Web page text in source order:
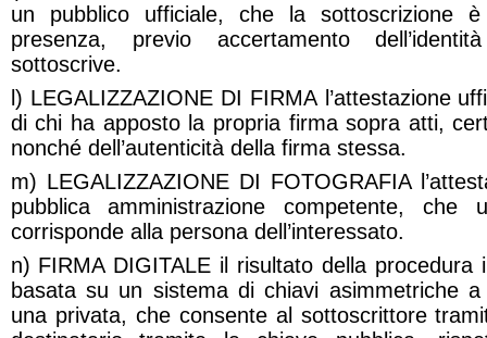
un pubblico ufficiale,
che la sottoscrizione
presenza, previo accertamento
sottoscrive.
l) LEGALIZZAZIONE DI FIRMA l’attestazione
di chi ha apposto la propria firma sopra atti,
nonché dell’autenticità della firma stessa.
m) LEGALIZZAZIONE DI FOTOGRAFIA
pubblica amministrazione competente, che
corrisponde alla persona dell’interessato.
n) FIRMA DIGITALE il risultato della procedura
basata su un sistema di chiavi asimmetriche
una privata, che consente al sottoscrittore